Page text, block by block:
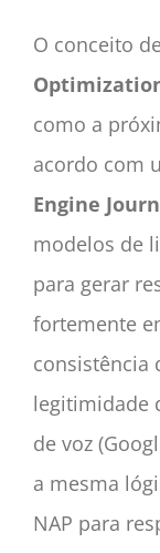
O conceito
como a
acordo com
Engine
modelos de
para gerar
fortemente
consistência
legitimidade
de voz
a mesma
NAP para